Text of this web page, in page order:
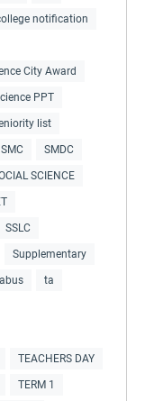
notification
City Award
PPT
list
SMC SMDC
SCIENCE
SSLC
Supplementary
ta
TEACHERS DAY
TERM 1